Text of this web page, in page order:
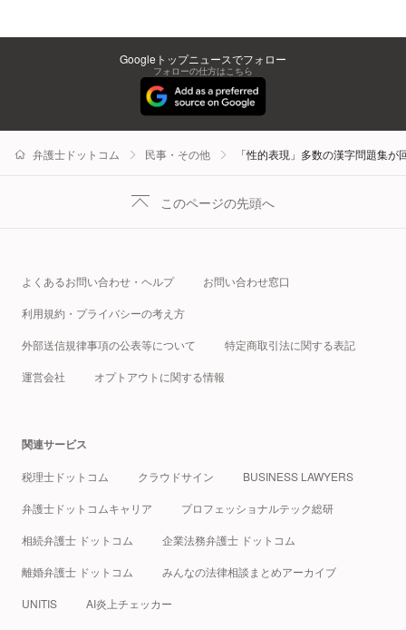
Googleトップニュースでフォロー
フォローの仕方はこちら
弁護士ドットコム 民事・その他 「性的表現」多数の漢字問題集
このページの先頭へ
よくあるお問い合わせ・ヘルプ お問い合わせ窓口
利用規約・プライバシーの考え方
外部送信規律事項の公表等について 特定商取引法に関する表記
運営会社 オプトアウトに関する情報
関連サービス
税理士ドットコム クラウドサイン BUSINESS LAWYERS
弁護士ドットコムキャリア プロフェッショナルテック総研
相続弁護士 ドットコム 企業法務弁護士 ドットコム
離婚弁護士 ドットコム みんなの法律相談まとめアーカイブ
UNITIS AI炎上チェッカー